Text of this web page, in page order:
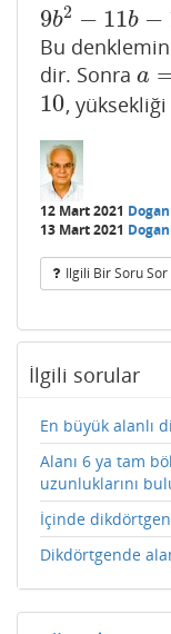
9b2 − 11b −
9b2 −11b−170
Bu
dir. Sonra a
a=5
10
10,
12 Mart 2021
13 Mart 2021
Ilgili Bir Soru Sor
İlgili sorular
En büyük alanlı
Alanı 6 ya tam
uzunluklarını
İçinde
Dikdörtgende